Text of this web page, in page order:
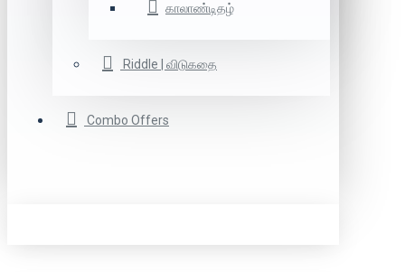
காலாண்டிதழ்
Riddle | விடுகதை
Combo Offers